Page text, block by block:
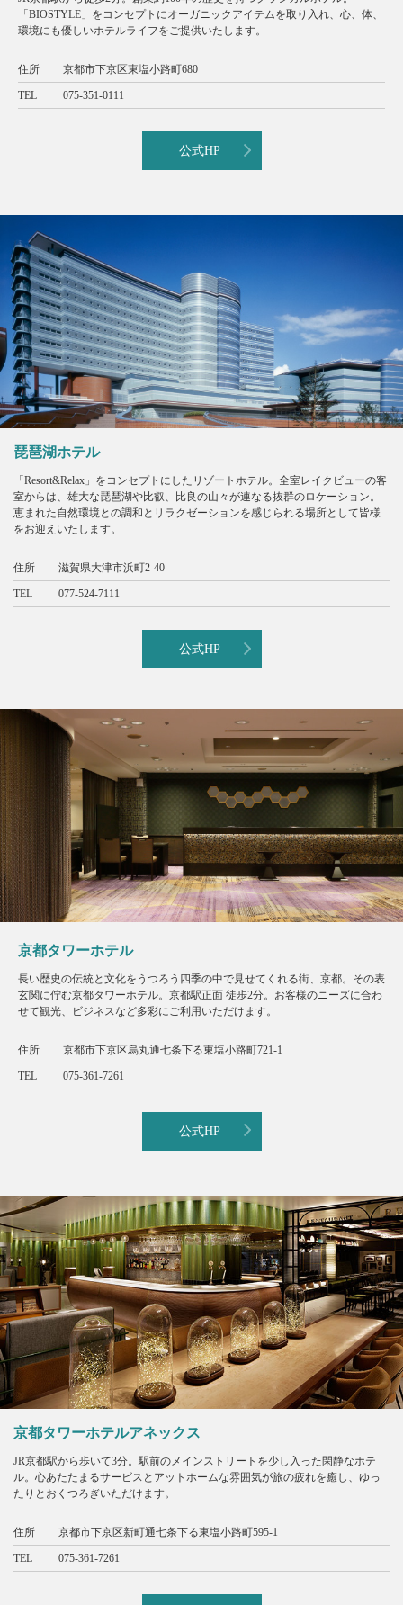
「BIOSTYLE」をコンセプトにオーガニックアイテムを取り入れ、心、体、
環境にも優しいホテルライフをご提供いたします。
住所 京都市下京区東塩小路町680
TEL 075-351-0111
公式HP
琵琶湖ホテル
「Resort&Relax」をコンセプトにしたリゾートホテル。全室レイクビューの客
室からは、雄大な琵琶湖や比叡、比良の山々が連なる抜群のロケーション。
恵まれた自然環境との調和とリラクゼーションを感じられる場所として皆様
をお迎えいたします。
住所 滋賀県大津市浜町2-40
TEL 077-524-7111
公式HP
京都タワーホテル
長い歴史の伝統と文化をうつろう四季の中で見せてくれる街、京都。その表
玄関に佇む京都タワーホテル。京都駅正面 徒歩2分。お客様のニーズに合わ
せて観光、ビジネスなど多彩にご利用いただけます。
住所 京都市下京区烏丸通七条下る東塩小路町721-1
TEL 075-361-7261
公式HP
京都タワーホテルアネックス
JR京都駅から歩いて3分。駅前のメインストリートを少し入った閑静なホテ
ル。心あたたまるサービスとアットホームな雰囲気が旅の疲れを癒し、ゆっ
たりとおくつろぎいただけます。
住所 京都市下京区新町通七条下る東塩小路町595-1
TEL 075-361-7261